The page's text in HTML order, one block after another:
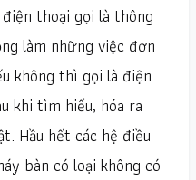
thoại gọi là thông
làm những việc đơn
không thì gọi là điện
khi tìm hiểu, hóa ra
Hầu hết các hệ điều
bàn có loại không có